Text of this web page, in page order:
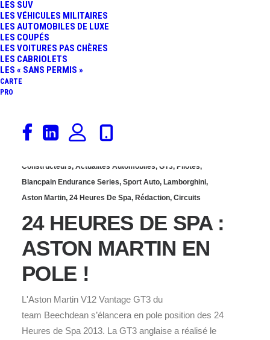
LES SUV
LES VÉHICULES MILITAIRES
LES AUTOMOBILES DE LUXE
LES COUPÉS
LES VOITURES PAS CHÈRES
LES CABRIOLETS
LES « SANS PERMIS »
CARTE
PRO
RETOUR SUR UNE
COURSE INTENSE ET
DIFFICILE…
Constructeurs, Actualités Automobiles, GT3, Pilotes,
Blancpain Endurance Series, Sport Auto, Lamborghini,
Aston Martin, 24 Heures De Spa, Rédaction, Circuits
24 HEURES DE SPA :
ASTON MARTIN EN
POLE !
L'Aston Martin V12 Vantage GT3 du
team Beechdean s’élancera en pole position des 24
Heures de Spa 2013. La GT3 anglaise a réalisé le